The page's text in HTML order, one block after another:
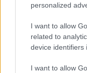
personalized
I want to allow
related to
device identifiers
I want to allow
Κόσμος|28.09.2023